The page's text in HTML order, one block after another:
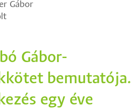
Birodalom“
Gábor
Gábor-
bemutatója.
egy éve